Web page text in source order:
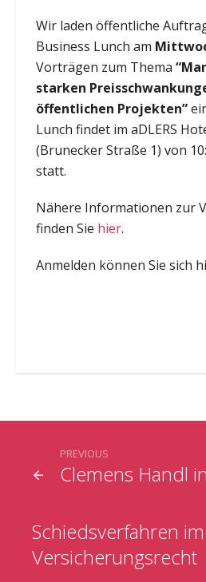
Wir laden öffentliche
Business Lunch am
Vorträgen zum Thema
starken
öffentlichen Projekten”
Lunch findet im aDLERS
(Brunecker Straße 1) von
statt.
Nähere Informationen zur
finden Sie hier.
Anmelden können Sie sich
Clemens Handl
PREVIOUS
Schiedsverfahren im
Versicherungsrecht